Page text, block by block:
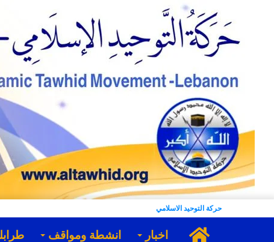
حركة التوحيد الاسلامي
الرئيسية
اخبار انشطة ومواقف